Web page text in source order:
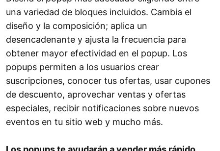
una variedad de bloques incluidos. Cambia el
diseño y la composición; aplica un
desencadenante y ajusta la frecuencia para
obtener mayor efectividad en el popup. Los
popups permiten a los usuarios crear
suscripciones, conocer tus ofertas, usar cupones
de descuento, aprovechar ventas y ofertas
especiales, recibir notificaciones sobre nuevos
eventos en tu sitio web y mucho más.